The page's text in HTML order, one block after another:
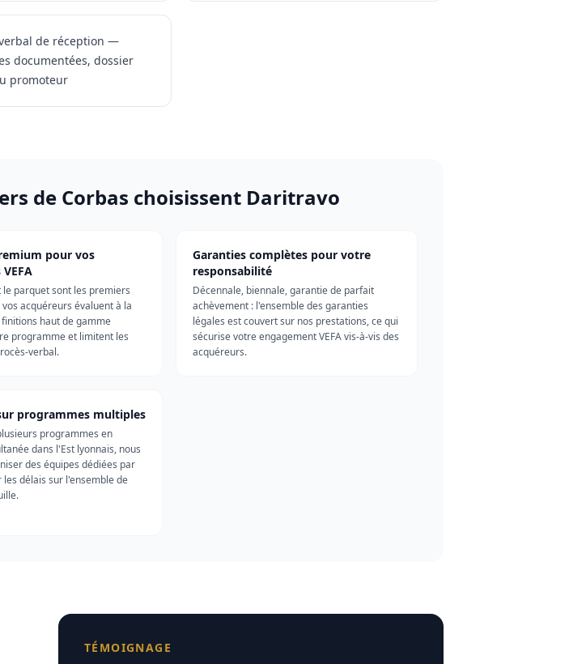
de réception —
documentées, dossier
promoteur
de Corbas choisissent Daritravo
pour vos
le parquet sont les premiers
acquéreurs évaluent à la
haut de gamme
programme et limitent les
verbal.
Garanties complètes pour votre
responsabilité
Décennale, biennale, garantie de parfait
achèvement : l'ensemble des garanties
légales est couvert sur nos prestations, ce qui
sécurise votre engagement VEFA vis-à-vis des
acquéreurs.
programmes multiples
programmes en
dans l'Est lyonnais, nous
des équipes dédiées par
délais sur l'ensemble de
TÉMOIGNAGE